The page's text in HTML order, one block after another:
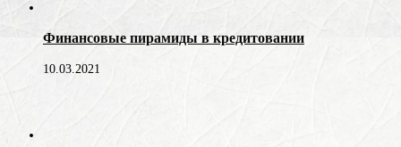
Финансовые пирамиды в кредитовании
10.03.2021